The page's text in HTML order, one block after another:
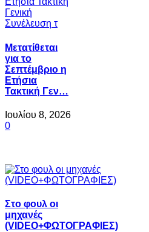
Μετατίθεται
για το
Σεπτέμβριο η
Ετήσια
Τακτική Γεν…
Ιουλίου 8, 2026
0
Στο φουλ οι
μηχανές
(VIDEO+ΦΩΤΟΓΡΑΦΙΕΣ)